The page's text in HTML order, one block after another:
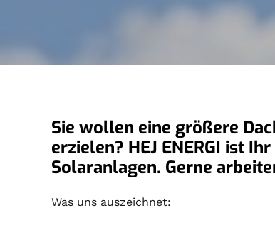
Sie wollen eine größere
erzielen? HEJ ENERGI ist
Solaranlagen. Gerne
Was uns auszeichnet: